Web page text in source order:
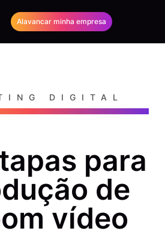
Alavancar minha empresa
DIGITAL
para
de
vídeo